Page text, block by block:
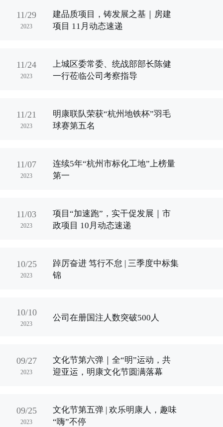
11/29
2023
建品质项目，铸发展之基｜房建
项目 11月动态速递
11/24
2023
上城区委常委、统战部部长陈健
一行莅临公司考察指导
11/21
2023
明康联队荣获“杭州地铁杯”羽毛
球赛第五名
11/07
2023
连续5年“杭州市标化工地”上榜量
第一
11/03
2023
项目“加速跑”，实干促发展｜市
政项目 10月动态速递
10/25
2023
踔厉奋进 笃行不怠 | 三季度中标集
锦
10/10
2023
公司在册国注人数突破500人
09/27
2023
文化节第六弹｜全“明”运动，共
迎亚运，明康文化节圆满落幕
09/25
2023
文化节第五弹 | 欢乐明康人，趣味
“嗨”不停